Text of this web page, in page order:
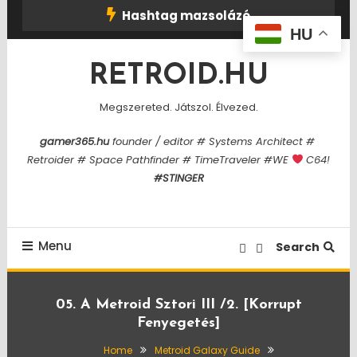
Hashtag mazsolázó
RETROID.HU
Megszereted. Játszol. Élvezed.
gamer365.hufounder / editor # Systems Architect #
Retroider # Space Pathfinder # TimeTraveler #WE
C64!
#STINGER
Menu Search
05. A Metroid Sztori III /2. [Korrupt
Fenyegetés]
Home Metroid Galaxy Guide
HU